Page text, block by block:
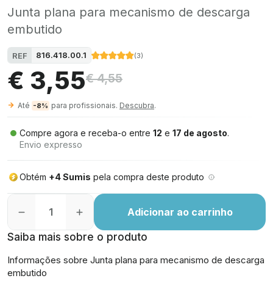
Junta plana para mecanismo de descarga
embutido
REF 816.418.00.1 (3)
€ 3,55€ 4,55
Até -8% para profissionais. Descubra.
Compre agora e receba-o entre 12 e 17 de agosto.
Envio expresso
Obtém +4 Sumis pela compra deste produto
Adicionar ao carrinho
Saiba mais sobre o produto
Informações sobre Junta plana para mecanismo de descarga
embutido